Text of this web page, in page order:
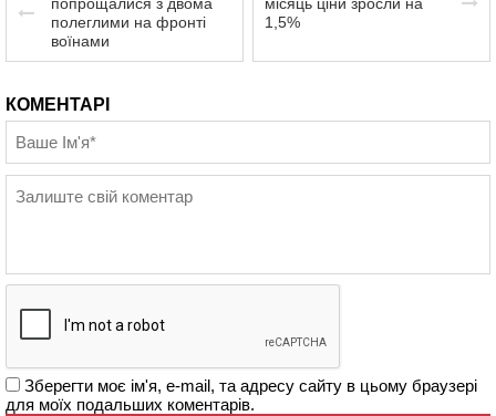
полеглими на фронті
воїнами
1,5%
КОМЕНТАРІ
Зберегти моє ім'я, e-mail, та адресу сайту в цьому браузері
для моїх подальших коментарів.